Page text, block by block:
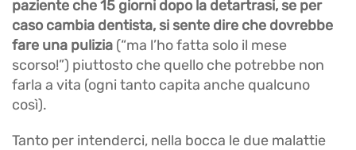
paziente che 15 giorni dopo la detartrasi, se per
caso cambia dentista, si sente dire che dovrebbe
fare una pulizia (“ma l’ho fatta solo il mese
scorso!”) piuttosto che quello che potrebbe non
farla a vita (ogni tanto capita anche qualcuno
così).
Tanto per intenderci, nella bocca le due malattie